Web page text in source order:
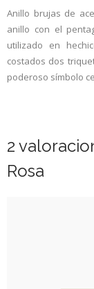
Anillo brujas de
anillo con el
utilizado en
costados dos
poderoso símbolo
2
Rosa